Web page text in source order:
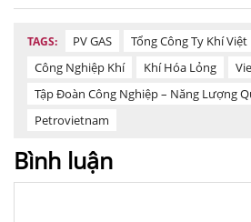
TAGS: PV GAS
Tổng Công Ty Khí Việt
Công Nghiệp Khí
Khí Hóa Lỏng
Tập Đoàn Công Nghiệp – Năng Lượng
Petrovietnam
Bình luận